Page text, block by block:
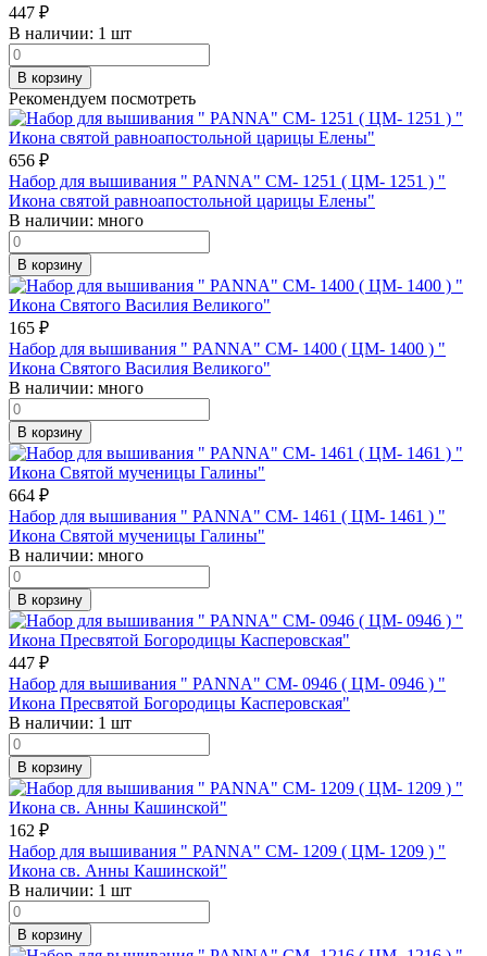
447 ₽
В наличии: 1 шт
В корзину
Рекомендуем посмотреть
656 ₽
Набор для вышивания " PANNA" CM- 1251 ( ЦМ- 1251 ) "
Икона святой равноапостольной царицы Елены"
В наличии: много
В корзину
165 ₽
Набор для вышивания " PANNA" CM- 1400 ( ЦМ- 1400 ) "
Икона Святого Василия Великого"
В наличии: много
В корзину
664 ₽
Набор для вышивания " PANNA" CM- 1461 ( ЦМ- 1461 ) "
Икона Святой мученицы Галины"
В наличии: много
В корзину
447 ₽
Набор для вышивания " PANNA" CM- 0946 ( ЦМ- 0946 ) "
Икона Пресвятой Богородицы Касперовская"
В наличии: 1 шт
В корзину
162 ₽
Набор для вышивания " PANNA" CM- 1209 ( ЦМ- 1209 ) "
Икона св. Анны Кашинской"
В наличии: 1 шт
В корзину